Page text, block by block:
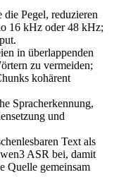
Pegel, reduzieren
16 kHz oder 48 kHz;
in überlappenden
zu vermeiden;
kohärent
Spracherkennung,
und
Text als
ASR bei, damit
Quelle gemeinsam